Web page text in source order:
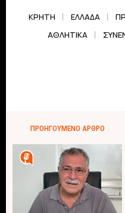
ΚΡΗΤΗ ΕΛΛΆΔΑ
ΑΘΛΗΤΙΚΆ
ΠΡΟΗΓΟΎΜΕΝΟ ΆΡΘΡΟ